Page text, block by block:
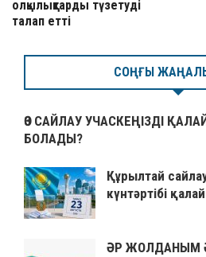
олқылықтарды түзетуді
талап етті
СОҢҒЫ
ӨЗ САЙЛАУ УЧАСКЕҢІЗДІ
БОЛАДЫ?
Құрылтай
күнтәртібі
ӘР ЖОЛДАНЫМ